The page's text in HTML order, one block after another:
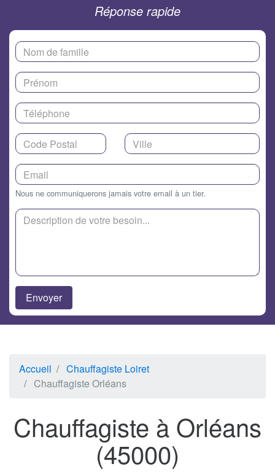
Réponse rapide
Nous ne communiquerons jamais votre email à un tier.
Accueil
Chauffagiste Loiret
Chauffagiste Orléans
Chauffagiste à Orléans
(45000)